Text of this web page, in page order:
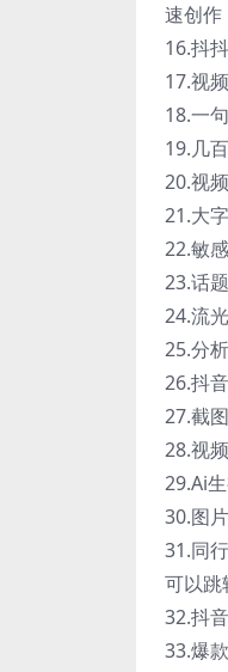
速创作
16.抖
17.视
18.一
19.几
20.视
21.大
22.敏
23.话
24.流
25.分
26.抖
27.截
28.视
29.Ai
30.图
31.同
可以跳
32.抖
33.爆